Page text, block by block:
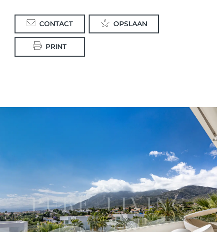
CONTACT OPSLAAN
PRINT